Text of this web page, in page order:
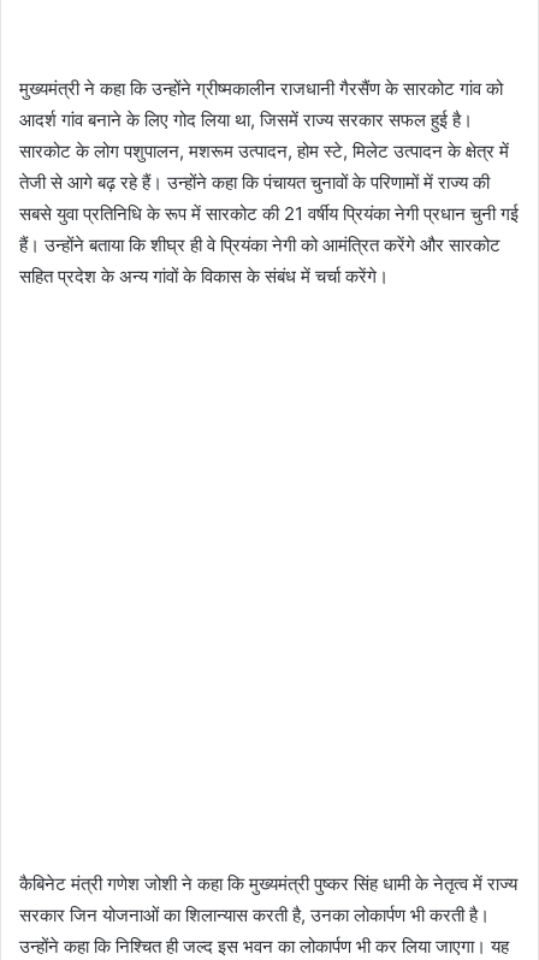
मुख्यमंत्री ने कहा कि उन्होंने ग्रीष्मकालीन राजधानी गैरसैंण के सारकोट गांव को
आदर्श गांव बनाने के लिए गोद लिया था, जिसमें राज्य सरकार सफल हुई है।
सारकोट के लोग पशुपालन, मशरूम उत्पादन, होम स्टे, मिलेट उत्पादन के क्षेत्र में
तेजी से आगे बढ़ रहे हैं। उन्होंने कहा कि पंचायत चुनावों के परिणामों में राज्य की
सबसे युवा प्रतिनिधि के रूप में सारकोट की 21 वर्षीय प्रियंका नेगी प्रधान चुनी गई
हैं। उन्होंने बताया कि शीघ्र ही वे प्रियंका नेगी को आमंत्रित करेंगे और सारकोट
सहित प्रदेश के अन्य गांवों के विकास के संबंध में चर्चा करेंगे।
कैबिनेट मंत्री गणेश जोशी ने कहा कि मुख्यमंत्री पुष्कर सिंह धामी के नेतृत्व में राज्य
सरकार जिन योजनाओं का शिलान्यास करती है, उनका लोकार्पण भी करती है।
उन्होंने कहा कि निश्चित ही जल्द इस भवन का लोकार्पण भी कर लिया जाएगा। यह